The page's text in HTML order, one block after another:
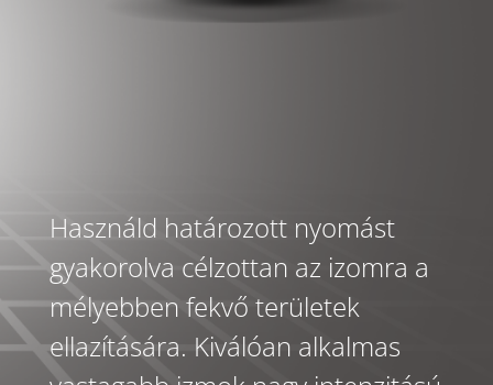
Használd határozott nyomást
gyakorolva célzottan az izomra a
mélyebben fekvő területek
ellazítására. Kiválóan alkalmas